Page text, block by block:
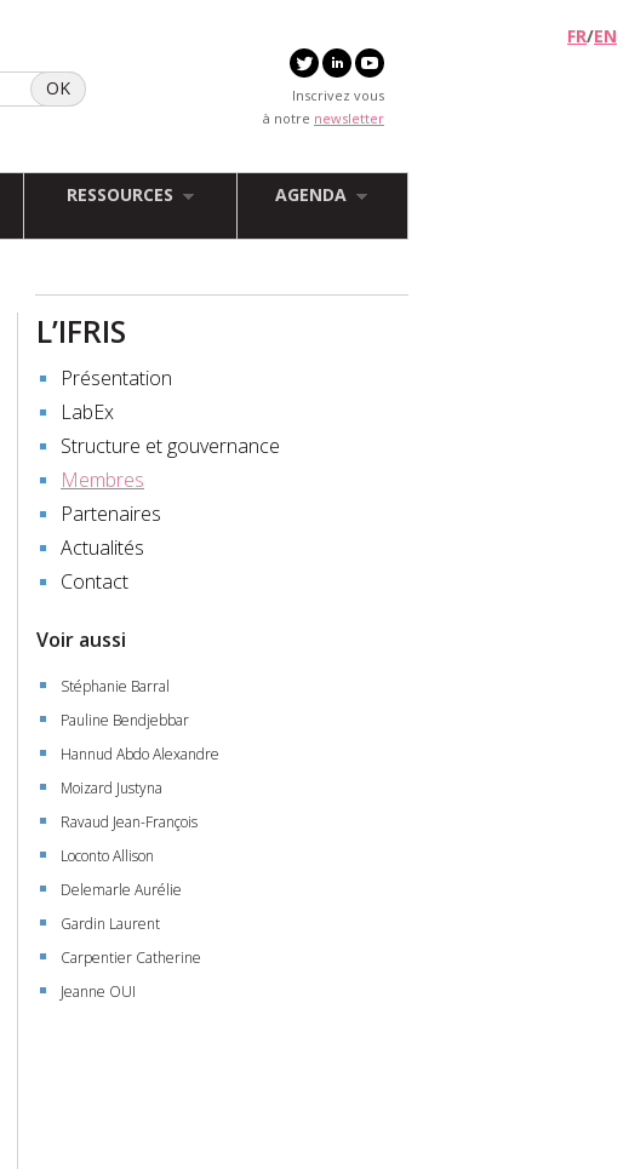
Inscrivez vous
à notre newsletter
FR/EN
RESSOURCES AGENDA
L’IFRIS
Présentation
LabEx
Structure et gouvernance
Membres
Partenaires
Actualités
Contact
Voir aussi
Stéphanie Barral
Pauline Bendjebbar
Hannud Abdo Alexandre
Moizard Justyna
Ravaud Jean-François
Loconto Allison
Delemarle Aurélie
Gardin Laurent
Carpentier Catherine
Jeanne OUI